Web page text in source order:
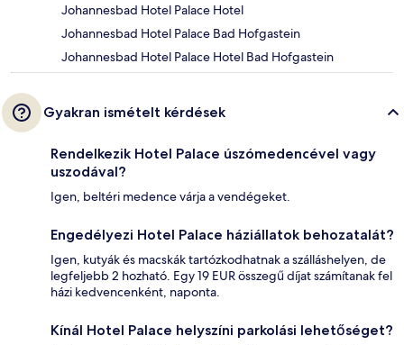
Johannesbad Hotel Palace Hotel
Johannesbad Hotel Palace Bad Hofgastein
Johannesbad Hotel Palace Hotel Bad Hofgastein
Gyakran ismételt kérdések
Rendelkezik Hotel Palace úszómedencével vagy
uszodával?
Igen, beltéri medence várja a vendégeket.
Engedélyezi Hotel Palace háziállatok behozatalát?
Igen, kutyák és macskák tartózkodhatnak a szálláshelyen, de
legfeljebb 2 hozható. Egy 19 EUR összegű díjat számítanak fel
házi kedvencenként, naponta.
Kínál Hotel Palace helyszíni parkolási lehetőséget?